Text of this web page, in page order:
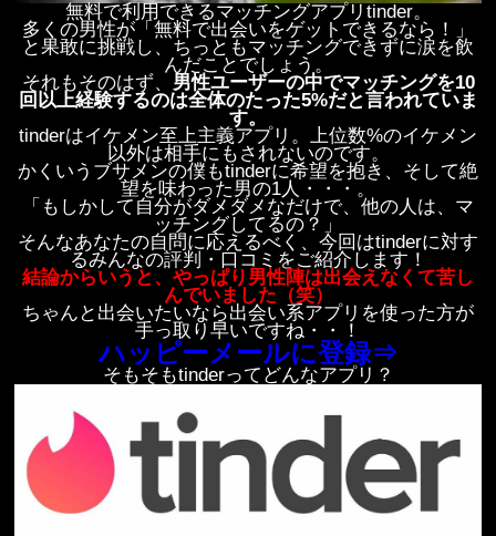
無料で利用できるマッチングアプリtinder。
多くの男性が「無料で出会いをゲットできるなら！」
と果敢に挑戦し、ちっともマッチングできずに涙を飲
んだことでしょう。
それもそのはず、 男性ユーザーの中でマッチングを10
回以上経験するのは全体のたった5%だと言われていま
す。
tinderはイケメン至上主義アプリ。上位数%のイケメン
以外は相手にもされないのです。
かくいうブサメンの僕もtinderに希望を抱き、そして絶
望を味わった男の1人・・・。
「もしかして自分がダメダメなだけで、他の人は、マ
ッチングしてるの？」
そんなあなたの自問に応えるべく、今回はtinderに対す
るみんなの評判・口コミをご紹介します！
結論からいうと、やっぱり男性陣は出会えなくて苦し
んでいました（笑）
ちゃんと出会いたいなら出会い系アプリを使った方が
手っ取り早いですね・・！
ハッピーメールに登録⇒
そもそもtinderってどんなアプリ？